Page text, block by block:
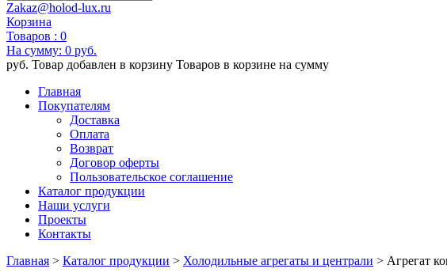
Zakaz@holod-lux.ru
Корзина
Товаров : 0
На сумму: 0 руб.
руб. Товар добавлен в корзину Товаров в корзине на сумму
Главная
Покупателям
Доставка
Оплата
Возврат
Договор оферты
Пользовательское соглашение
Каталог продукции
Наши услуги
Проекты
Контакты
Главная > Каталог продукции > Холодильные агрегаты и централи > Агрегат